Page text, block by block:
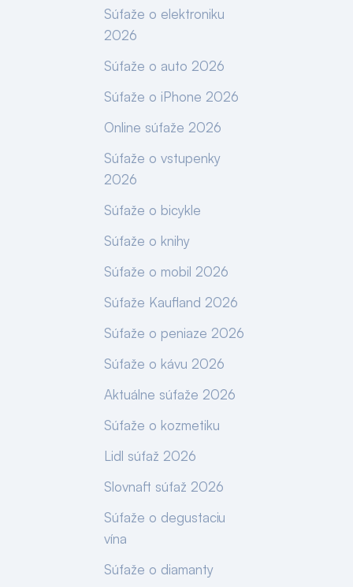
Súťaže o elektroniku
2026
Súťaže o auto 2026
Súťaže o iPhone 2026
Online súťaže 2026
Súťaže o vstupenky
2026
Súťaže o bicykle
Súťaže o knihy
Súťaže o mobil 2026
Súťaže Kaufland 2026
Súťaže o peniaze 2026
Súťaže o kávu 2026
Aktuálne súťaže 2026
Súťaže o kozmetiku
Lidl súťaž 2026
Slovnaft súťaž 2026
Súťaže o degustaciu
vína
Súťaže o diamanty